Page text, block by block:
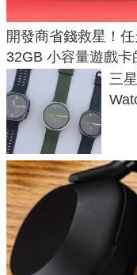
開發商省錢救星！
32GB 小容量遊戲卡
三